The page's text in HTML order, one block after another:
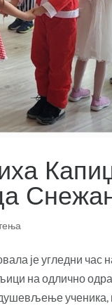
је угледни час
на одлично
ученика,